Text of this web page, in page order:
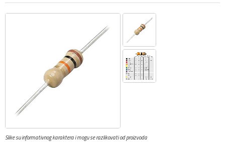
Slike su informativnog karaktera i mogu se razlikovati od proizvoda